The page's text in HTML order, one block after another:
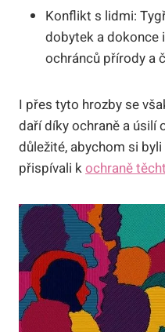
Konflikt s lidmi:
dobytek a dokonce
ochránců přírody a
I přes tyto hrozby se
daří díky ochraně a úsilí
důležité, abychom si
přispívali kochraně